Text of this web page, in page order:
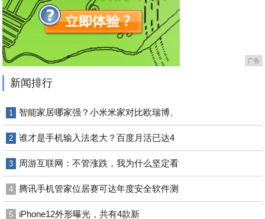
广告
新闻排行
1 智能家居哪家强？小米米家对比欧瑞博、
2 谁才是手机输入法老大？百度月活已达4
3 周游互联网：不管涨跌，我为什么坚定看
4 腾讯手机管家位居赛可达年度安全软件测
5 iPhone12外形曝光，共有4款新